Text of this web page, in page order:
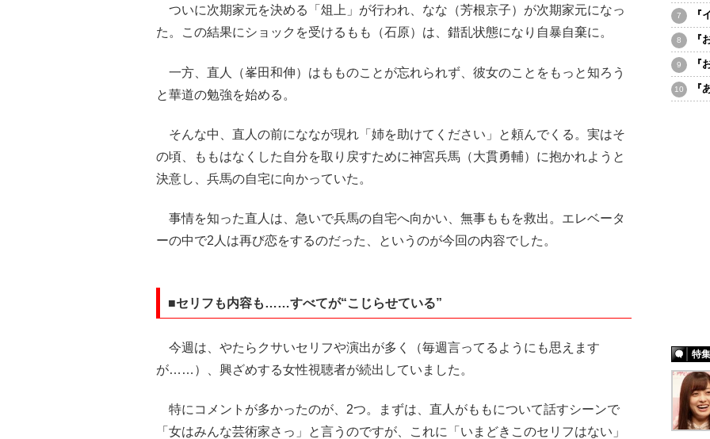
ついに次期家元を決める「俎上」が行われ、なな（芳根京子）が次期家元になっ
た。この結果にショックを受けるもも（石原）は、錯乱状態になり自暴自棄に。
一方、直人（峯田和伸）はもものことが忘れられず、彼女のことをもっと知ろう
と華道の勉強を始める。
そんな中、直人の前にななが現れ「姉を助けてください」と頼んでくる。実はそ
の頃、ももはなくした自分を取り戻すために神宮兵馬（大貫勇輔）に抱かれようと
決意し、兵馬の自宅に向かっていた。
事情を知った直人は、急いで兵馬の自宅へ向かい、無事ももを救出。エレベータ
ーの中で2人は再び恋をするのだった、というのが今回の内容でした。
■セリフも内容も……すべてが“こじらせている”
今週は、やたらクサいセリフや演出が多く（毎週言ってるようにも思えます
が……）、興ざめする女性視聴者が続出していました。
特にコメントが多かったのが、2つ。まずは、直人がももについて話すシーンで
「女はみんな芸術家さっ」と言うのですが、これに「いまどきこのセリフはない」
『
『
『
『
特集